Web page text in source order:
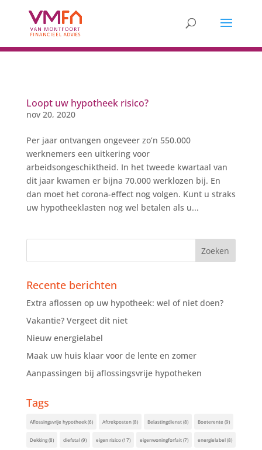
Loopt uw hypotheek risico?
nov 20, 2020
Per jaar ontvangen ongeveer zo’n 550.000
werknemers een uitkering voor
arbeidsongeschiktheid. In het tweede kwartaal van
dit jaar kwamen er bijna 70.000 werklozen bij. En
dan moet het corona-effect nog volgen. Kunt u straks
uw hypotheeklasten nog wel betalen als u...
Recente berichten
Extra aflossen op uw hypotheek: wel of niet doen?
Vakantie? Vergeet dit niet
Nieuw energielabel
Maak uw huis klaar voor de lente en zomer
Aanpassingen bij aflossingsvrije hypotheken
Tags
Aflossingsvrije hypotheek(6) Aftrekposten(8) Belastingdienst(8) Boeterente (9)
Dekking(8) diefstal(9) eigen risico(17) eigenwoningforfait(7) energielabel(8)